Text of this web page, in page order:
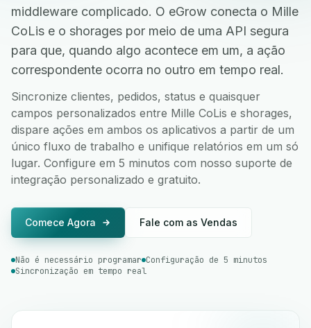
middleware complicado. O eGrow conecta o Mille
CoLis e o shorages por meio de uma API segura
para que, quando algo acontece em um, a ação
correspondente ocorra no outro em tempo real.
Sincronize clientes, pedidos, status e quaisquer
campos personalizados entre Mille CoLis e shorages,
dispare ações em ambos os aplicativos a partir de um
único fluxo de trabalho e unifique relatórios em um só
lugar. Configure em 5 minutos com nosso suporte de
integração personalizado e gratuito.
Comece Agora Fale com as Vendas
Não é necessário programar Configuração de 5 minutos
Sincronização em tempo real